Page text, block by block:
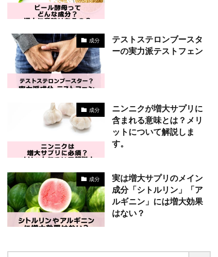
成分
テストステロンブースタ
ーの実力派テストフェン
成分
ニンニクが増大サプリに
含まれる意味とは？メリ
ットについて解説しま
す。
成分
実は増大サプリのメイン
成分「シトルリン」「ア
ルギニン」には増大効果
はない？